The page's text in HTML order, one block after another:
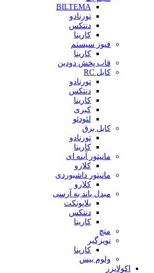
BILTEMA
تورنادو
دنتکس
کارینا
فیوز سیستم
کارینا
قاب پخش دودین
کابل RC
تورنادو
دنتکس
کارینا
کبری
لئودئو
کابل برق
تورنادو
کارینا
مانیتور آینه ای
کلارو
مانیتور داشبوردی
کلارو
مبدل باند به آرسی
بلاپونکت
دنتکس
کارینا
متچ
نویزگیر
کارینا
ولوم بیس
اکولایزر